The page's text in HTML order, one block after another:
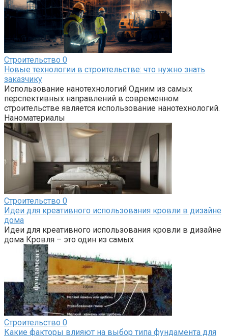
Строительство 0
Новые технологии в строительстве: что нужно знать
заказчику
Использование нанотехнологий Одним из самых
перспективных направлений в современном
строительстве является использование нанотехнологий.
Наноматериалы
Строительство 0
Идеи для креативного использования кровли в дизайне
дома
Идеи для креативного использования кровли в дизайне
дома Кровля – это один из самых
Строительство 0
Какие факторы влияют на выбор типа фундамента для